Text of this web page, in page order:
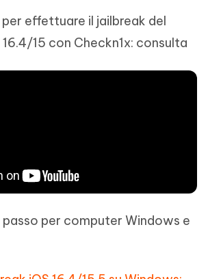
per effettuare il jailbreak del
15 con Checkn1x: consulta
passo per computer Windows e